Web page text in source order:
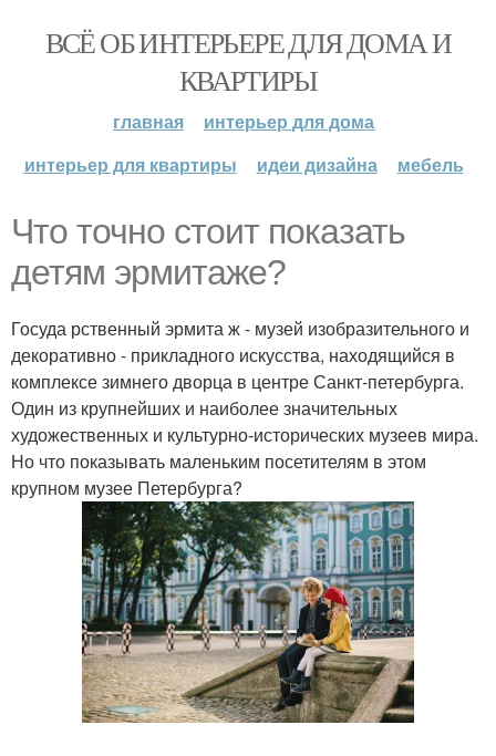
ВСЁ ОБ ИНТЕРЬЕРЕ ДЛЯ ДОМА И
КВАРТИРЫ
главная
интерьер для дома
интерьер для квартиры
идеи дизайна мебель
Что точно стоит показать
детям эрмитаже?
Госуда рственный эрмита ж - музей изобразительного и
декоративно - прикладного искусства, находящийся в
комплексе зимнего дворца в центре Санкт-петербурга.
Один из крупнейших и наиболее значительных
художественных и культурно-исторических музеев мира.
Но что показывать маленьким посетителям в этом
крупном музее Петербурга?